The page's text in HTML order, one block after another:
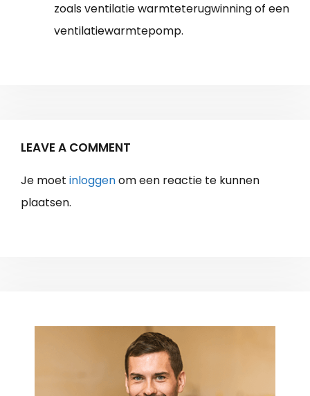
zoals ventilatie warmteterugwinning of een
ventilatiewarmtepomp.
LEAVE A COMMENT
Je moet inloggenom een reactie te kunnen
plaatsen.